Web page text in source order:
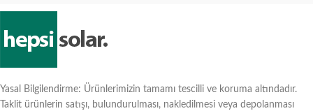
Yasal Bilgilendirme: Ürünlerimizin tamamı tescilli ve koruma altındadır.
Taklit ürünlerin satışı, bulundurulması, nakledilmesi veya depolanması